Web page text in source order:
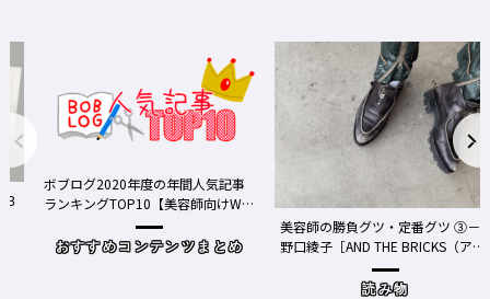
ボブログ2020年度の年間人気記事
ランキングTOP10【美容師向けWe
おすすめコンテンツまとめ
美容師の勝負グツ・定番グツ ③－
野口綾子［AND THE BRICKS（アン
ドザブリックス）／神奈川県鎌倉
読み物